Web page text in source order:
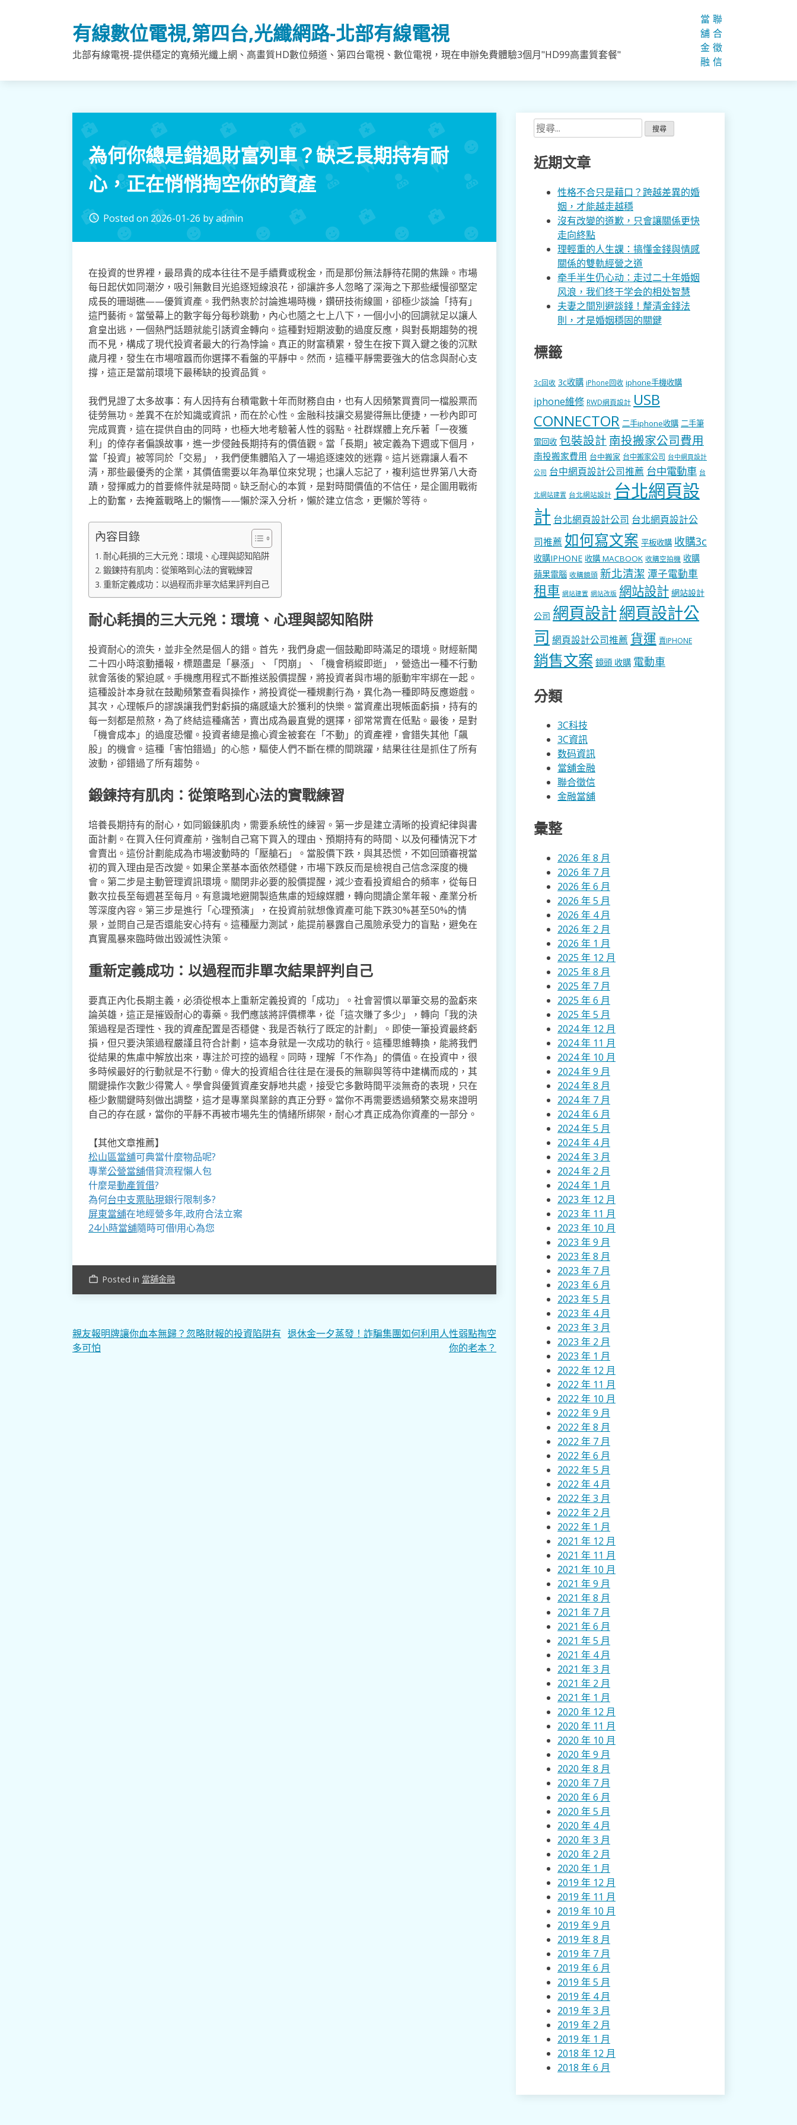
有線數位電視,第四台,光纖網路-北部有線電視
北部有線電視-提供穩定的寬頻光纖上網、高畫質HD數位頻道、第四台電視、數位電視，現在申辦免費體驗3個月"HD99高畫質套餐"
當
舖
金
融
聯
合
徵
信
為何你總是錯過財富列車？缺乏長期持有耐
心，正在悄悄掏空你的資產
access_time Posted on2026-01-26 byadmin
在投資的世界裡，最昂貴的成本往往不是手續費或稅金，而是那份無法靜待花開的焦躁。市場
每日起伏如同潮汐，吸引無數目光追逐短線浪花，卻讓許多人忽略了深海之下那些緩慢卻堅定
成長的珊瑚礁——優質資產。我們熱衷於討論進場時機，鑽研技術線圖，卻極少談論「持有」
這門藝術。當螢幕上的數字每分每秒跳動，內心也隨之七上八下，一個小小的回調就足以讓人
倉皇出逃，一個熱門話題就能引誘資金轉向。這種對短期波動的過度反應，與對長期趨勢的視
而不見，構成了現代投資者最大的行為悖論。真正的財富積累，發生在按下買入鍵之後的沉默
歲月裡，發生在市場喧囂而你選擇不看盤的平靜中。然而，這種平靜需要強大的信念與耐心支
撐，這正是當前環境下最稀缺的投資品質。
我們見證了太多故事：有人因持有台積電數十年而財務自由，也有人因頻繁買賣同一檔股票而
徒勞無功。差異不在於知識或資訊，而在於心性。金融科技讓交易變得無比便捷，一秒內即可
完成買賣，這在提供自由的同時，也極大地考驗著人性的弱點。社群媒體上充斥著「一夜獲
利」的倖存者偏誤故事，進一步侵蝕長期持有的價值觀。當「長期」被定義為下週或下個月，
當「投資」被等同於「交易」，我們便集體陷入了一場追逐速效的迷霧。這片迷霧讓人看不
清，那些最優秀的企業，其價值需要以年為單位來兌現；也讓人忘記了，複利這世界第八大奇
蹟，發揮威力的首要條件就是時間。缺乏耐心的本質，是對時間價值的不信任，是企圖用戰術
上的勤奮，去掩蓋戰略上的懶惰——懶於深入分析，懶於建立信念，更懶於等待。
內容目錄
耐心耗損的三大元兇：環境、心理與認知陷阱
鍛鍊持有肌肉：從策略到心法的實戰練習
重新定義成功：以過程而非單次結果評判自己
耐心耗損的三大元兇：環境、心理與認知陷阱
投資耐心的流失，並非全然是個人的錯。首先，我們身處一個鼓勵即時滿足的環境。財經新聞
二十四小時滾動播報，標題盡是「暴漲」、「閃崩」、「機會稍縱即逝」，營造出一種不行動
就會落後的緊迫感。手機應用程式不斷推送股價提醒，將投資者與市場的脈動牢牢綁在一起。
這種設計本身就在鼓勵頻繁查看與操作，將投資從一種規劃行為，異化為一種即時反應遊戲。
其次，心理帳戶的謬誤讓我們對虧損的痛感遠大於獲利的快樂。當資產出現帳面虧損，持有的
每一刻都是煎熬，為了終結這種痛苦，賣出成為最直覺的選擇，卻常常賣在低點。最後，是對
「機會成本」的過度恐懼。投資者總是擔心資金被套在「不動」的資產裡，會錯失其他「飆
股」的機會。這種「害怕錯過」的心態，驅使人們不斷在標的間跳躍，結果往往是抓住了所有
波動，卻錯過了所有趨勢。
鍛鍊持有肌肉：從策略到心法的實戰練習
培養長期持有的耐心，如同鍛鍊肌肉，需要系統性的練習。第一步是建立清晰的投資紀律與書
面計劃。在買入任何資產前，強制自己寫下買入的理由、預期持有的時間、以及何種情況下才
會賣出。這份計劃能成為市場波動時的「壓艙石」。當股價下跌，與其恐慌，不如回頭審視當
初的買入理由是否改變。如果企業基本面依然穩健，市場下跌反而是檢視自己信念深度的機
會。第二步是主動管理資訊環境。關閉非必要的股價提醒，減少查看投資組合的頻率，從每日
數次拉長至每週甚至每月。有意識地避開製造焦慮的短線媒體，轉向閱讀企業年報、產業分析
等深度內容。第三步是進行「心理預演」，在投資前就想像資產可能下跌30%甚至50%的情
景，並問自己是否還能安心持有。這種壓力測試，能提前暴露自己風險承受力的盲點，避免在
真實風暴來臨時做出毀滅性決策。
重新定義成功：以過程而非單次結果評判自己
要真正內化長期主義，必須從根本上重新定義投資的「成功」。社會習慣以單筆交易的盈虧來
論英雄，這正是摧毀耐心的毒藥。我們應該將評價標準，從「這次賺了多少」，轉向「我的決
策過程是否理性、我的資產配置是否穩健、我是否執行了既定的計劃」。即使一筆投資最終虧
損，但只要決策過程嚴謹且符合計劃，這本身就是一次成功的執行。這種思維轉換，能將我們
從結果的焦慮中解放出來，專注於可控的過程。同時，理解「不作為」的價值。在投資中，很
多時候最好的行動就是不行動。偉大的投資組合往往是在漫長的無聊與等待中建構而成的，其
關鍵操作次數少得驚人。學會與優質資產安靜地共處，接受它多數時間平淡無奇的表現，只在
極少數關鍵時刻做出調整，這才是專業與業餘的真正分野。當你不再需要透過頻繁交易來證明
自己的存在感，當你的平靜不再被市場先生的情緒所綁架，耐心才真正成為你資產的一部分。
【其他文章推薦】
松山區當舖可典當什麼物品呢?
專業公營當舖借貸流程懶人包
什麼是動產質借?
為何台中支票貼現銀行限制多?
屏東當舖在地經營多年,政府合法立案
24小時當舖隨時可借!用心為您
work_outline Posted in 當舖金融
文
章
親友報明牌讓你血本無歸？忽略財報的投資陷阱有
多可怕
退休金一夕蒸發！詐騙集團如何利用人性弱點掏空
你的老本？
搜
尋
關
鍵
近期文章
性格不合只是藉口？跨越差異的婚
姻，才能越走越穩
沒有改變的道歉，只會讓關係更快
走向終點
理輕重的人生課：搞懂金錢與情感
關係的雙軌經營之道
牵手半生仍心动：走过二十年婚姻
风浪，我们终于学会的相处智慧
夫妻之間別避談錢！釐清金錢法
則，才是婚姻穩固的關鍵
標籤
3c回收 3c收購 iPhone回收 iphone手機收購
iphone維修 RWD網頁設計 USB
CONNECTOR 二手iphone收購 二手筆
電回收 包裝設計 南投搬家公司費用
南投搬家費用 台中搬家 台中搬家公司 台中網頁設計
公司 台中網頁設計公司推薦 台中電動車 台
北網站建置 台北網站設計 台北網頁設
計 台北網頁設計公司 台北網頁設計公
司推薦 如何寫文案 平板收購 收購3c
收購IPHONE 收購 MACBOOK 收購空拍機 收購
蘋果電腦 收購鏡頭 新北清潔 潭子電動車
租車 網站建置 網站改版 網站設計 網站設計
公司 網頁設計網頁設計公
司 網頁設計公司推薦 貨運 賣IPHONE
銷售文案 鏡頭 收購 電動車
分類
3C科技
3C資訊
数码資訊
當舖金融
聯合徵信
金融當舖
彙整
2026 年 8 月
2026 年 7 月
2026 年 6 月
2026 年 5 月
2026 年 4 月
2026 年 2 月
2026 年 1 月
2025 年 12 月
2025 年 8 月
2025 年 7 月
2025 年 6 月
2025 年 5 月
2024 年 12 月
2024 年 11 月
2024 年 10 月
2024 年 9 月
2024 年 8 月
2024 年 7 月
2024 年 6 月
2024 年 5 月
2024 年 4 月
2024 年 3 月
2024 年 2 月
2024 年 1 月
2023 年 12 月
2023 年 11 月
2023 年 10 月
2023 年 9 月
2023 年 8 月
2023 年 7 月
2023 年 6 月
2023 年 5 月
2023 年 4 月
2023 年 3 月
2023 年 2 月
2023 年 1 月
2022 年 12 月
2022 年 11 月
2022 年 10 月
2022 年 9 月
2022 年 8 月
2022 年 7 月
2022 年 6 月
2022 年 5 月
2022 年 4 月
2022 年 3 月
2022 年 2 月
2022 年 1 月
2021 年 12 月
2021 年 11 月
2021 年 10 月
2021 年 9 月
2021 年 8 月
2021 年 7 月
2021 年 6 月
2021 年 5 月
2021 年 4 月
2021 年 3 月
2021 年 2 月
2021 年 1 月
2020 年 12 月
2020 年 11 月
2020 年 10 月
2020 年 9 月
2020 年 8 月
2020 年 7 月
2020 年 6 月
2020 年 5 月
2020 年 4 月
2020 年 3 月
2020 年 2 月
2020 年 1 月
2019 年 12 月
2019 年 11 月
2019 年 10 月
2019 年 9 月
2019 年 8 月
2019 年 7 月
2019 年 6 月
2019 年 5 月
2019 年 4 月
2019 年 3 月
2019 年 2 月
2019 年 1 月
2018 年 12 月
2018 年 6 月